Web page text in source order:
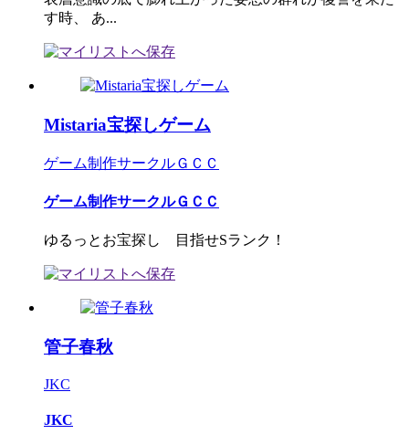
す時、 あ...
Mistaria宝探しゲーム
ゲーム制作サークルＧＣＣ
ゲーム制作サークルＧＣＣ
ゆるっとお宝探し 目指せSランク！
管子春秋
JKC
JKC